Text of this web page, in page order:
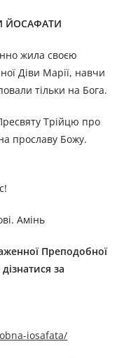
ЙОСАФАТИ
жила своєю
Діви Марії, навчи
тільки на Бога.
Трійцю про
прославу Божу.
Амінь
Преподобної
за
iosafata/